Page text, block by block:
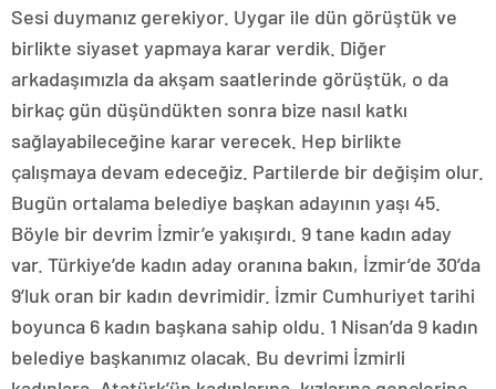
Sesi duymanız gerekiyor. Uygar ile dün görüştük ve
birlikte siyaset yapmaya karar verdik. Diğer
arkadaşımızla da akşam saatlerinde görüştük, o da
birkaç gün düşündükten sonra bize nasıl katkı
sağlayabileceğine karar verecek. Hep birlikte
çalışmaya devam edeceğiz. Partilerde bir değişim olur.
Bugün ortalama belediye başkan adayının yaşı 45.
Böyle bir devrim İzmir’e yakışırdı. 9 tane kadın aday
var. Türkiye’de kadın aday oranına bakın, İzmir’de 30’da
9’luk oran bir kadın devrimidir. İzmir Cumhuriyet tarihi
boyunca 6 kadın başkana sahip oldu. 1 Nisan’da 9 kadın
belediye başkanımız olacak. Bu devrimi İzmirli